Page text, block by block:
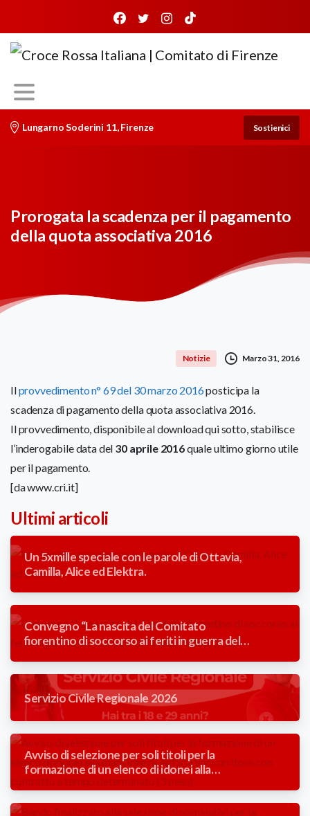
Lungarno Soderini 11, Firenze Sostienici
Prorogata la scadenza per il pagamento
della quota associativa 2016
Notizie Marzo 31, 2016
Ilprovvedimento n° 69 del 30 marzo 2016posticipa la
scadenza di pagamento della quota associativa 2016.
Il provvedimento, disponibile al download qui sotto, stabilisce
l’inderogabile data del 30 aprile 2016quale ultimo giorno utile
per il pagamento.
[da www.cri.it]
Ultimi articoli
Un 5xmille speciale con le parole di Ottavia,
Camilla, Alice ed Elektra.
Convegno “La nascita del Comitato
fiorentino di soccorso ai feriti in guerra del
Servizio Civile Regionale 2026
Avviso di selezione per soli titoli per la
formazione di un elenco di idonei alla
mansione di Autista Soccorritore con